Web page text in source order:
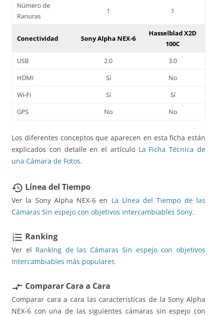
Número de
Ranuras
1 1
Conectividad Sony Alpha NEX-6
Hasselblad X2D
100C
USB
2.0
3.0
HDMI
Sí
No
Wi-Fi
Sí
Sí
GPS
No No
Los diferentes conceptos que aparecen en esta ficha están
explicados con detalle en el artículo La Ficha Técnica de
una Cámara de Fotos.
restore Línea del Tiempo
Ver la Sony Alpha NEX-6 en La Línea del Tiempo de las
Cámaras Sin espejo con objetivos Intercambiables Sony.
format_list_numbered Ranking
Ver el Ranking de las Cámaras Sin espejo con objetivos
Intercambiables más populares
compare_arrows Comparar Cara a Cara
Comparar cara a cara las características de la Sony Alpha
NEX-6 con una de las siguientes cámaras sin espejo con